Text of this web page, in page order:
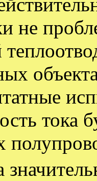
не
тока